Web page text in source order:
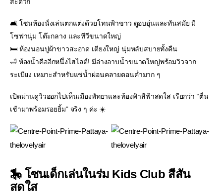
🛋️ โซนห้องนั่งเล่นตกแต่งด้วยโทนฟ้าขาว ดูอบอุ่นและทันสมัย มี
โซฟานุ่ม โต๊ะกลาง และทีวีขนาดใหญ่
🛏️ ห้องนอนปูผ้าขาวสะอาด เตียงใหญ่ นุ่มหลับสบายทั้งคืน
🛁 ห้องน้ำคืออีกหนึ่งไฮไลต์! มีอ่างอาบน้ำขนาดใหญ่พร้อมวิวจาก
ระเบียง เหมาะสำหรับแช่น้ำผ่อนคลายตอนค่ำมาก ๆ
เปิดม่านดูวิวออกไปเห็นเมืองพัทยาและท้องฟ้าสีฟ้าสดใส เรียกว่า “ตื่น
เช้ามาพร้อมรอยยิ้ม” จริง ๆ ค่ะ ☀️
🎠 โซนเด็กเล่นในร่ม Kids Club สีสัน
สดใส